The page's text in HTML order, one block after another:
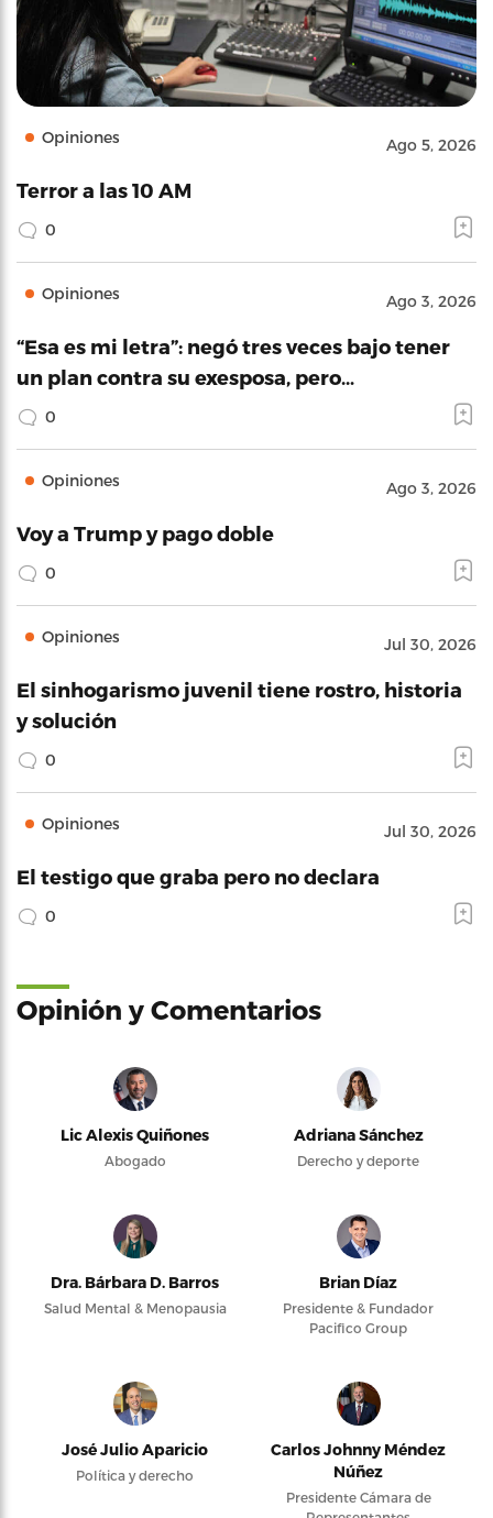
Opiniones Ago 5, 2026
Terror a las 10 AM
0
Opiniones Ago 3, 2026
“Esa es mi letra”: negó tres veces bajo tener
un plan contra su exesposa, pero…
0
Opiniones Ago 3, 2026
Voy a Trump y pago doble
0
Opiniones Jul 30, 2026
El sinhogarismo juvenil tiene rostro, historia
y solución
0
Opiniones Jul 30, 2026
El testigo que graba pero no declara
0
Opinión y Comentarios
Lic Alexis Quiñones
Abogado
Adriana Sánchez
Derecho y deporte
Dra. Bárbara D. Barros
Salud Mental & Menopausia
Brian Díaz
Presidente & Fundador
Pacifico Group
José Julio Aparicio
Política y derecho
Carlos Johnny Méndez
Núñez
Presidente Cámara de